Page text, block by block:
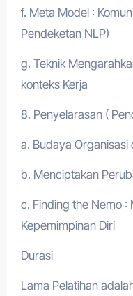
f. Meta Model :
Pendeketan NLP)
g. Teknik
konteks Kerja
8. Penyelarasan (
a. Budaya Organisasi
b. Menciptakan
c. Finding the Nemo :
Kepemimpinan Diri
Durasi
Lama Pelatihan